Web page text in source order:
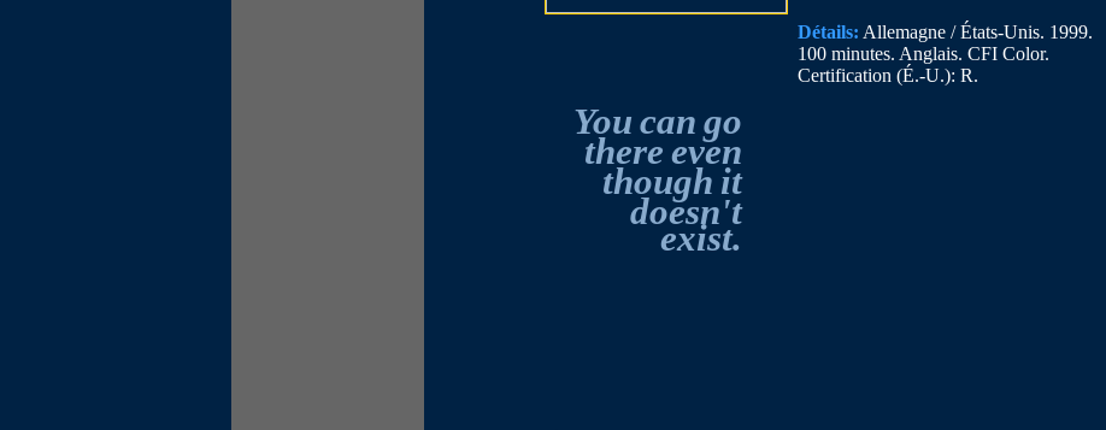
Détails: Allemagne / États-Unis. 1999.
100 minutes. Anglais. CFI Color.
Certification (É.-U.): R.
You can go
there even
though it
doesn't
exist.